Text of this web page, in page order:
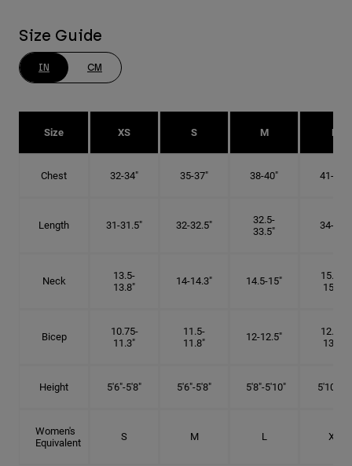
Size Guide
IN CM
Size XS S M L
Chest 32-34" 35-37" 38-40" 41-43"
Length 31-31.5" 32-32.5"
32.5-
33.5"
34-35"
Neck
13.5-
13.8"
14-14.3" 14.5-15"
15.25-
15.5"
Bicep
10.75-
11.3"
11.5-
11.8"
12-12.5"
12.75-
13.3"
Height 5'6"-5'8" 5'6"-5'8" 5'8"-5'10" 5'10"- 6'
Women's
Equivalent
S M L XL